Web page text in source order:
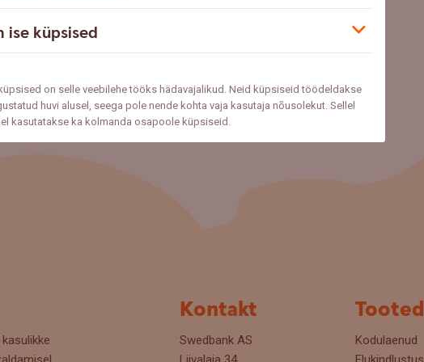
ise küpsised
on selle veebilehe tööks hädavajalikud. Neid küpsiseid töödeldakse
huvi alusel, seega pole nende kohta vaja kasutaja nõusolekut. Sellel
kasutatakse ka kolmanda osapoole küpsiseid.
Kontakt
Swedbank AS
Tooted
Kodulaenud